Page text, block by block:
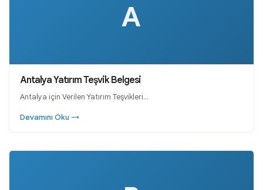
A
Antalya Yatırım Teşvik Belgesi
Antalya için Verilen Yatırım Teşvikleri…
Devamını Oku →